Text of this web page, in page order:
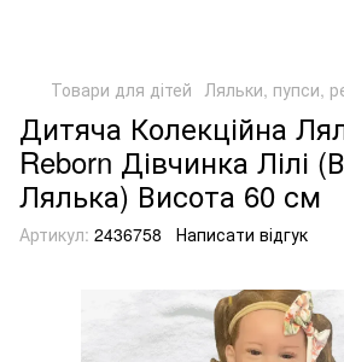
Товари для дітей Ляльки, пупси,
Дитяча Колекційна
Reborn Дівчинка Лілі
Лялька) Висота 60 см
Артикул: 2436758 Написати відгук